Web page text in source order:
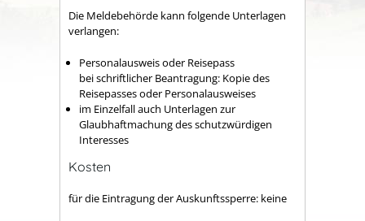
Die Meldebehörde kann folgende Unterlagen
verlangen:
Personalausweis oder Reisepass
bei schriftlicher Beantragung: Kopie des
Reisepasses oder Personalausweises
im Einzelfall auch Unterlagen zur
Glaubhaftmachung des schutzwürdigen
Interesses
Kosten
für die Eintragung der Auskunftssperre: keine